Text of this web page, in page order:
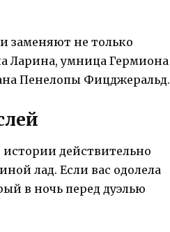
заменяют не только
Ларина, умница Гермиона
Пенелопы Фицджеральд.
действительно
лад. Если вас одолела
в ночь перед дуэлью